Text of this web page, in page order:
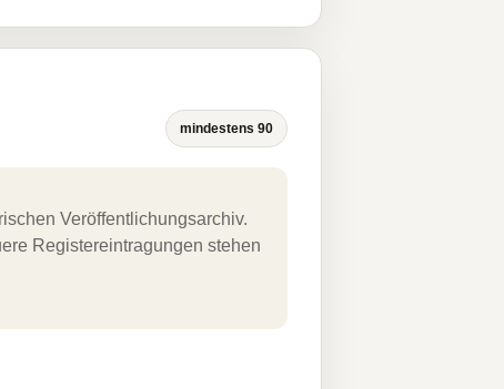
mindestens 90
Veröffentlichungsarchiv.
Registereintragungen stehen